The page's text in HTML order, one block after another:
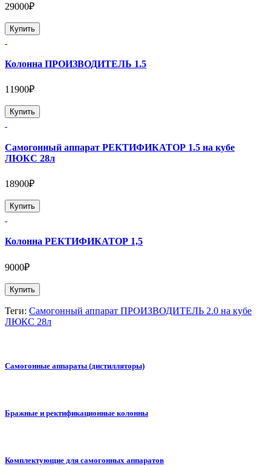
29000₽
Купить
Колонна ПРОИЗВОДИТЕЛЬ 1.5
11900₽
Купить
Самогонный аппарат РЕКТИФИКАТОР 1.5 на кубе
ЛЮКС 28л
18900₽
Купить
Колонна РЕКТИФИКАТОР 1,5
9000₽
Купить
Теги: Самогонный аппарат ПРОИЗВОДИТЕЛЬ 2.0 на кубе
ЛЮКС 28л
Самогонные аппараты (дистилляторы)
Бражные и ректификационные колонны
Комплектующие для самогонных аппаратов